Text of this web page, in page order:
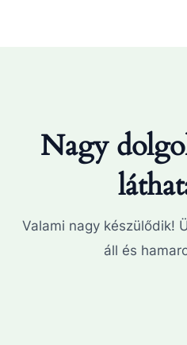
Nagy
Valami nagy készülődik!
áll és